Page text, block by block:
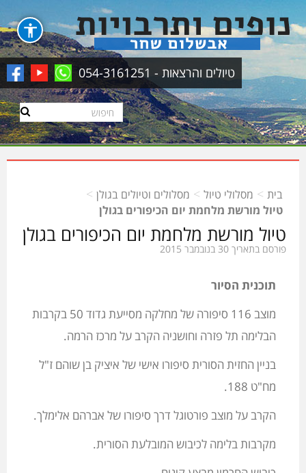
טיולים והרצאות - 054-3161251
בית > מסלולי טיול > מסלולים וטיולים בגולן >
טיול מורשת מלחמת יום הכיפורים בגולן
טיול מורשת מלחמת יום הכיפורים בגולן
פורסם בתאריך 30 בנובמבר 2015
תוכנית הסיור
מוצב 116 סיפורה של מחלקה מסייעת גדוד 50 בקרבות
הבלימה תל פזרה וחושניה הקרב על מרכז הרמה.
בניין החזית הסורית סיפורו אישי של איציק בן שוהם ז"ל
מח"ט 188.
הקרב על מוצב פורטוגל דרך סיפורו של אברהם אלימלך.
מקרבות בלימה לכיבוש המובלעת הסורית.